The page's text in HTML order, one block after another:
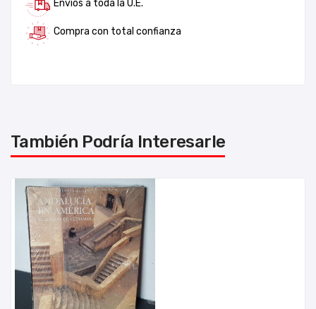
Envíos a toda la U.E.
Compra con total confianza
También Podría Interesarle